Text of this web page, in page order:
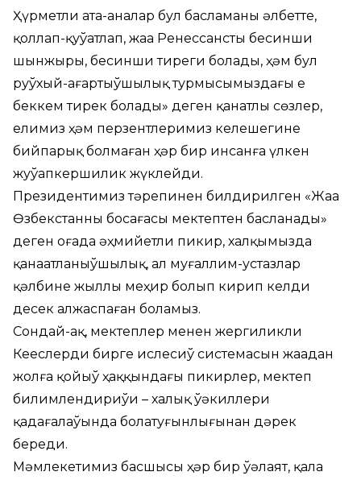
Ҳүрметли ата-аналар бул басламаны әлбетте,
қоллап-қуўатлап, жаңа Ренессанстың бесинши
шынжыры, бесинши тиреги болады, ҳәм бул
руўхый-ағартыўшылық турмысымыздағы ең
беккем тирек болады» деген қанатлы сөзлер,
елимиз ҳәм перзентлеримиз келешегине
бийпарық болмаған ҳәр бир инсанға үлкен
жуўапкершилик жүклейди.
Президентимиз тәрепинен билдирилген «Жаңа
Өзбекстанның босағасы мектептен басланады»
деген оғада әҳмийетли пикир, халқымызда
қанаатланыўшылық, ал муғаллим-устазлар
қәлбине жыллы меҳир болып кирип келди
десек алжаспаған боламыз.
Сондай-ақ, мектеплер менен жергиликли
Кеңеслердиң бирге ислесиў системасын жаңадан
жолға қойыў ҳаққындағы пикирлер, мектеп
билимлендириўи – халық ўәкиллери
қадағалаўында болатуғынлығынан дәрек
береди.
Мәмлекетимиз басшысы ҳәр бир ўәлаят, қала